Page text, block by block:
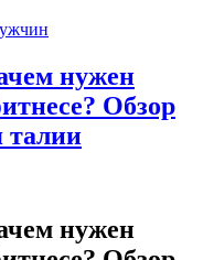
нужен
Обзор
талии
нужен